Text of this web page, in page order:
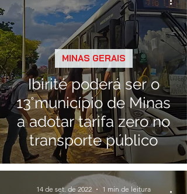
Ibirité poderá ser o
13°município de Minas
a adotar tarifa zero no
transporte público
MINAS GERAIS
14 de set. de 2022 1 min de leitura